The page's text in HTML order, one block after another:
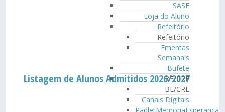
SASE
Loja do Aluno
Refeitório
Refeitório
Ementas
Semanais
Bufete
BE/CRE
BE/CRE
Canais Digitais
Listagem de Alunos Admitidos 2026/2027